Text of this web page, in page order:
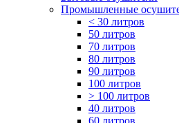
Промышленные
< 30 литров
50 литров
70 литров
80 литров
90 литров
100 литров
> 100 литров
40 литров
60 литров